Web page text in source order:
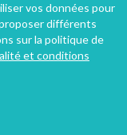
vos données pour
différents
sur la politique de
et conditions